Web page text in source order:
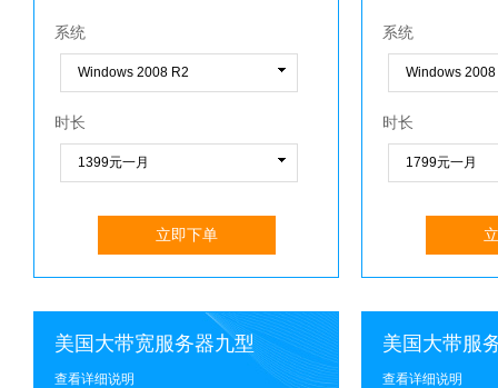
系统
时长
立即下单
系统
时长
美国大带宽服务器九型
查看详细说明
美国大带服
查看详细说明